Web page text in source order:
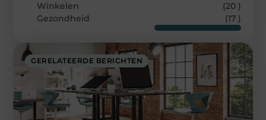
GERELATEERDE BERICHTEN
Winkelen
(20 )
Gezondheid
(17 )